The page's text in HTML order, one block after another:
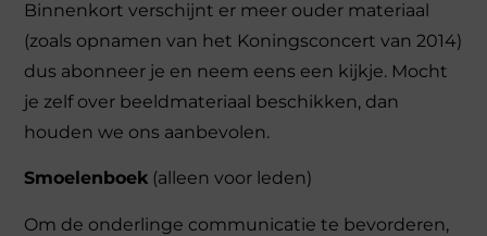
Binnenkort verschijnt er meer ouder materiaal
(zoals opnamen van het Koningsconcert van 2014)
dus abonneer je en neem eens een kijkje. Mocht
je zelf over beeldmateriaal beschikken, dan
houden we ons aanbevolen.
Smoelenboek (alleen voor leden)
Om de onderlinge communicatie te bevorderen,